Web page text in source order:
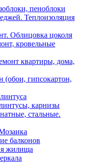
пеноблоки
Теплоизоляция
Облицовка цоколя
кровельные
квартиры, дома,
(обои, гипсокартон,
карнизы
стальные.
балконов
жилища